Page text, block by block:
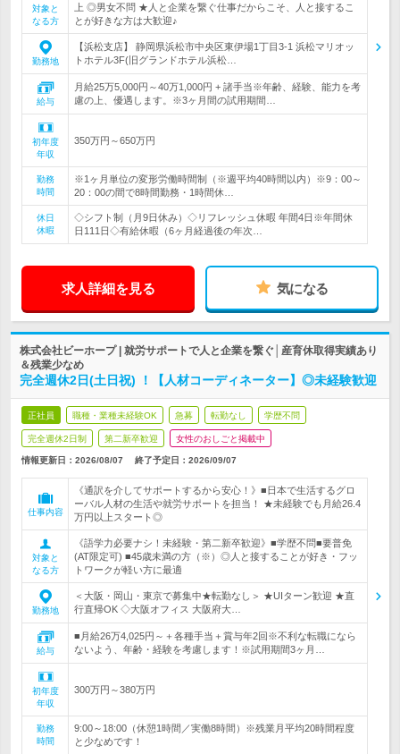
対象と
なる方
上 ◎男女不問 ★人と企業を繋ぐ仕事だからこそ、人と接するこ
とが好きな方は大歓迎♪
勤務地
【浜松支店】 静岡県浜松市中央区東伊場1丁目3-1 浜松マリオッ
トホテル3F(旧グランドホテル浜松…
給与
月給25万5,000円～40万1,000円 + 諸手当※年齢、経験、能力を考
慮の上、優遇します。※3ヶ月間の試用期間…
初年度
年収
350万円～650万円
勤務
時間
※1ヶ月単位の変形労働時間制（※週平均40時間以内）※9：00～
20：00の間で8時間勤務・1時間休…
休日
休暇
◇シフト制（月9日休み）◇リフレッシュ休暇 年間4日※年間休
日111日◇有給休暇（6ヶ月経過後の年次…
求人詳細を見る 気になる
株式会社ビーホープ | 就労サポートで人と企業を繋ぐ│産育休取得実績あり
＆残業少なめ
完全週休2日(土日祝) ！【人材コーディネーター】◎未経験歓迎
正社員 職種・業種未経験OK 急募 転勤なし 学歴不問
完全週休2日制 第二新卒歓迎 女性のおしごと掲載中
情報更新日：2026/08/07 終了予定日： 2026/09/07
仕事内容
《通訳を介してサポートするから安心！》■日本で生活するグロ
ーバル人材の生活や就労サポートを担当！ ★未経験でも月給26.4
万円以上スタート◎
対象と
なる方
《語学力必要ナシ！未経験・第二新卒歓迎》■学歴不問■要普免
(AT限定可) ■45歳未満の方（※）◎人と接することが好き・フッ
トワークが軽い方に最適
勤務地
＜大阪・岡山・東京で募集中★転勤なし＞ ★UIターン歓迎 ★直
行直帰OK ◇大阪オフィス 大阪府大…
給与
■月給26万4,025円～＋各種手当＋賞与年2回※不利な転職になら
ないよう、年齢・経験を考慮します！※試用期間3ヶ月…
初年度
年収
300万円～380万円
勤務
時間
9:00～18:00（休憩1時間／実働8時間）※残業月平均20時間程度
と少なめです！